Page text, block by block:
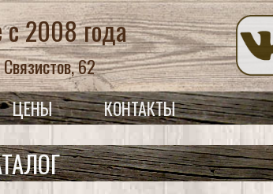
с 2008 года
62
ЦЕНЫ КОНТАКТЫ